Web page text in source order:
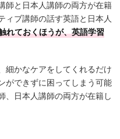
師と日本人講師の両方が在籍
ィブ講師の話す英語と日本人
れておくほうが、英語学習
細かなケアをしてくれるだけ
ができずに困ってしまう可能
、日本人講師の両方が在籍し